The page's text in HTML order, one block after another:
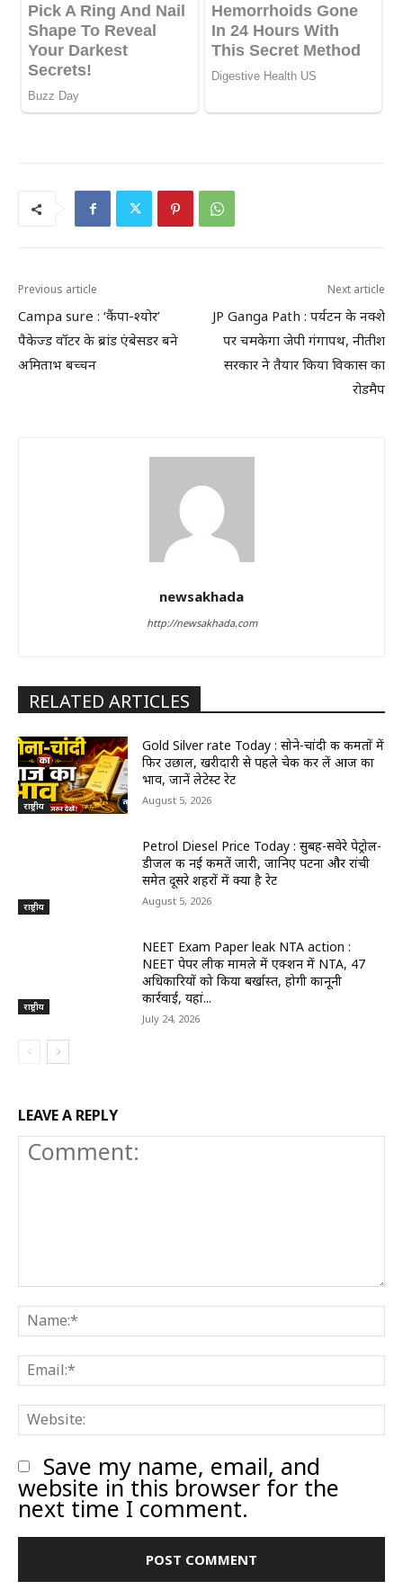
Previous article
Campa sure : ‘कैंपा-श्योर’
पैकेज्ड वॉटर के ब्रांड एंबेसडर बने
अमिताभ बच्चन
Next article
JP Ganga Path : पर्यटन के नक्शे
पर चमकेगा जेपी गंगापथ, नीतीश
सरकार ने तैयार किया विकास का
रोडमैप
newsakhada
http://newsakhada.com
RELATED ARTICLES
राष्ट्रीय
Gold Silver rate Today : सोने-चांदी की कीमतों में
फिर उछाल, खरीदारी से पहले चेक कर लें आज का
भाव, जानें लेटेस्ट रेट
August 5, 2026
राष्ट्रीय
Petrol Diesel Price Today : सुबह-सवेरे पेट्रोल-
डीजल की नई कीमतें जारी, जानिए पटना और रांची
समेत दूसरे शहरों में क्या है रेट
August 5, 2026
राष्ट्रीय
NEET Exam Paper leak NTA action :
NEET पेपर लीक मामले में एक्शन में NTA, 47
अधिकारियों को किया बर्खास्त, होगी कानूनी
कार्रवाई, यहां...
July 24, 2026
LEAVE A REPLY
Comment:
Save my name, email, and
website in this browser for the
next time I comment.